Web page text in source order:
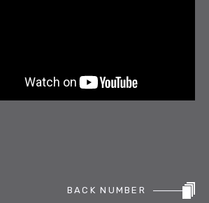
BACK NUMBER